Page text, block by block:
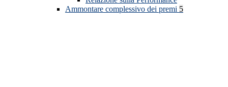
Ammontare complessivo dei premi 5